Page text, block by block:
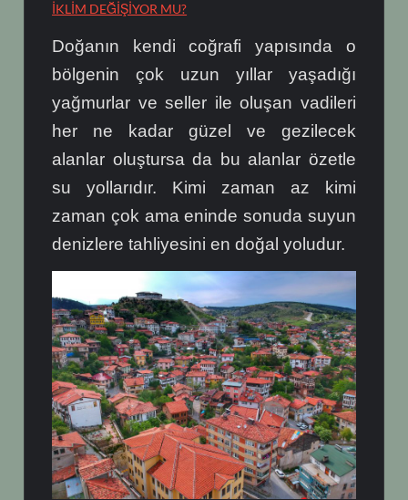
İKLİM DEĞİŞİYOR MU?
Doğanın kendi coğrafi yapısında o
bölgenin çok uzun yıllar yaşadığı
yağmurlar ve seller ile oluşan vadileri
her ne kadar güzel ve gezilecek
alanlar oluştursa da bu alanlar özetle
su yollarıdır. Kimi zaman az kimi
zaman çok ama eninde sonuda suyun
denizlere tahliyesini en doğal yoludur.